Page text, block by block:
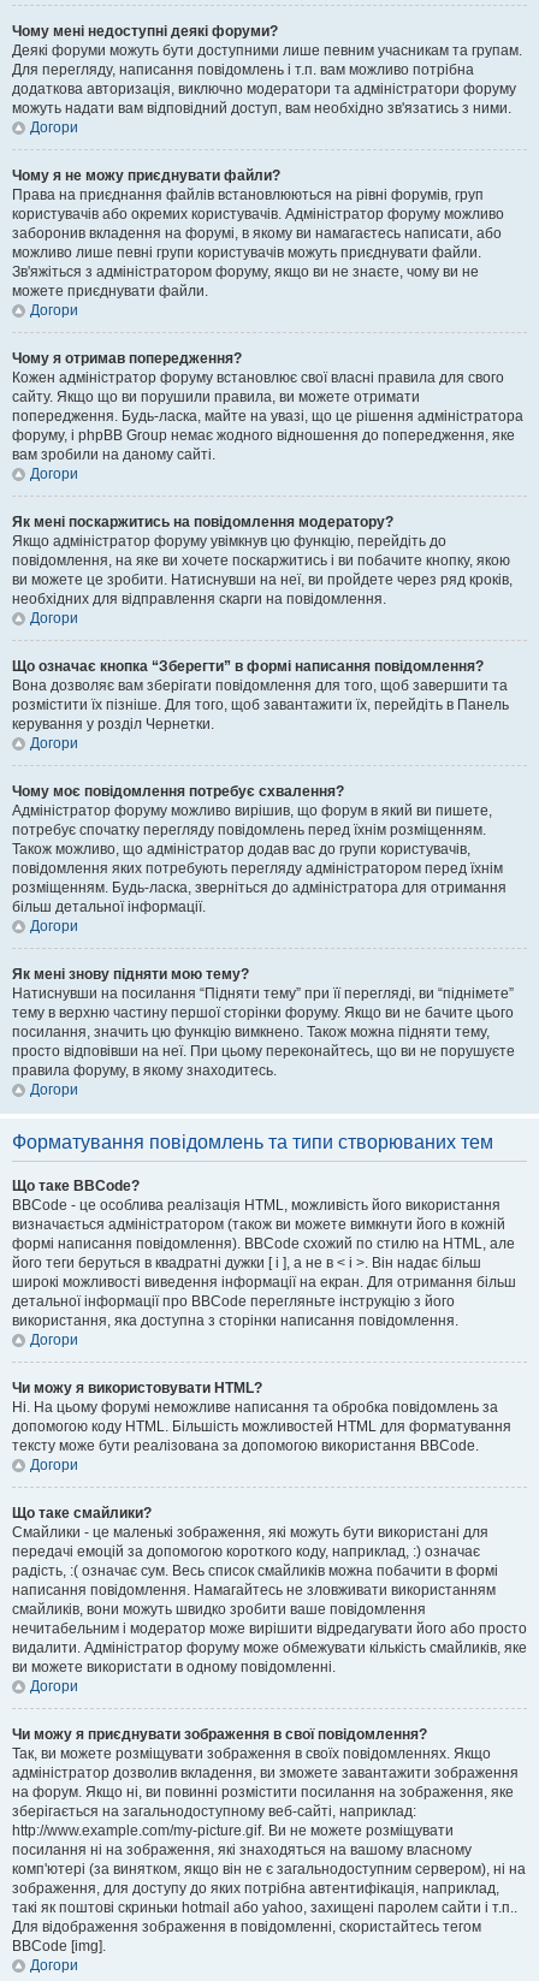
Чому мені недоступні деякі форуми?
Деякі форуми можуть бути доступними лише певним учасникам та групам.
Для перегляду, написання повідомлень і т.п. вам можливо потрібна
додаткова авторизація, виключно модератори та адміністратори форуму
можуть надати вам відповідний доступ, вам необхідно зв'язатись з ними.
Догори
Чому я не можу приєднувати файли?
Права на приєднання файлів встановлюються на рівні форумів, груп
користувачів або окремих користувачів. Адміністратор форуму можливо
заборонив вкладення на форумі, в якому ви намагаєтесь написати, або
можливо лише певні групи користувачів можуть приєднувати файли.
Зв'яжіться з адміністратором форуму, якщо ви не знаєте, чому ви не
можете приєднувати файли.
Догори
Чому я отримав попередження?
Кожен адміністратор форуму встановлює свої власні правила для свого
сайту. Якщо що ви порушили правила, ви можете отримати
попередження. Будь-ласка, майте на увазі, що це рішення адміністратора
форуму, і phpBB Group немає жодного відношення до попередження, яке
вам зробили на даному сайті.
Догори
Як мені поскаржитись на повідомлення модератору?
Якщо адміністратор форуму увімкнув цю функцію, перейдіть до
повідомлення, на яке ви хочете поскаржитись і ви побачите кнопку, якою
ви можете це зробити. Натиснувши на неї, ви пройдете через ряд кроків,
необхідних для відправлення скарги на повідомлення.
Догори
Що означає кнопка “Зберегти” в формі написання повідомлення?
Вона дозволяє вам зберігати повідомлення для того, щоб завершити та
розмістити їх пізніше. Для того, щоб завантажити їх, перейдіть в Панель
керування у розділ Чернетки.
Догори
Чому моє повідомлення потребує схвалення?
Адміністратор форуму можливо вирішив, що форум в який ви пишете,
потребує спочатку перегляду повідомлень перед їхнім розміщенням.
Також можливо, що адміністратор додав вас до групи користувачів,
повідомлення яких потребують перегляду адміністратором перед їхнім
розміщенням. Будь-ласка, зверніться до адміністратора для отримання
більш детальної інформації.
Догори
Як мені знову підняти мою тему?
Натиснувши на посилання “Підняти тему” при її перегляді, ви “піднімете”
тему в верхню частину першої сторінки форуму. Якщо ви не бачите цього
посилання, значить цю функцію вимкнено. Також можна підняти тему,
просто відповівши на неї. При цьому переконайтесь, що ви не порушуєте
правила форуму, в якому знаходитесь.
Догори
Форматування повідомлень та типи створюваних тем
Що таке BBCode?
BBCode - це особлива реалізація HTML, можливість його використання
визначається адміністратором (також ви можете вимкнути його в кожній
формі написання повідомлення). BBCode схожий по стилю на HTML, але
його теги беруться в квадратні дужки [ і ], а не в < і >. Він надає більш
широкі можливості виведення інформації на екран. Для отримання більш
детальної інформації про BBCode перегляньте інструкцію з його
використання, яка доступна з сторінки написання повідомлення.
Догори
Чи можу я використовувати HTML?
Ні. На цьому форумі неможливе написання та обробка повідомлень за
допомогою коду HTML. Більшість можливостей HTML для форматування
тексту може бути реалізована за допомогою використання BBCode.
Догори
Що таке смайлики?
Смайлики - це маленькі зображення, які можуть бути використані для
передачі емоцій за допомогою короткого коду, наприклад, :) означає
радість, :( означає сум. Весь список смайликів можна побачити в формі
написання повідомлення. Намагайтесь не зловживати використанням
смайликів, вони можуть швидко зробити ваше повідомлення
нечитабельним і модератор може вирішити відредагувати його або просто
видалити. Адміністратор форуму може обмежувати кількість смайликів, яке
ви можете використати в одному повідомленні.
Догори
Чи можу я приєднувати зображення в свої повідомлення?
Так, ви можете розміщувати зображення в своїх повідомленнях. Якщо
адміністратор дозволив вкладення, ви зможете завантажити зображення
на форум. Якщо ні, ви повинні розмістити посилання на зображення, яке
зберігається на загальнодоступному веб-сайті, наприклад:
http://www.example.com/my-picture.gif. Ви не можете розміщувати
посилання ні на зображення, які знаходяться на вашому власному
комп'ютері (за винятком, якщо він не є загальнодоступним сервером), ні на
зображення, для доступу до яких потрібна автентифікація, наприклад,
такі як поштові скриньки hotmail або yahoo, захищені паролем сайти і т.п..
Для відображення зображення в повідомленні, скористайтесь тегом
BBCode [img].
Догори